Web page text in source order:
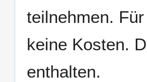
teilnehmen.
keine Kosten.
enthalten.